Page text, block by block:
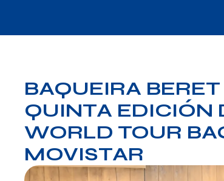
BAQUEIRA
QUINTA EDICIÓN
WORLD TOUR
MOVISTAR